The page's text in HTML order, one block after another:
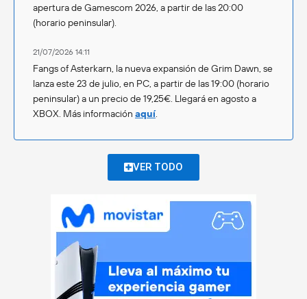
apertura de Gamescom 2026, a partir de las 20:00
(horario peninsular).
21/07/2026 14:11
Fangs of Asterkarn, la nueva expansión de Grim Dawn, se
lanza este 23 de julio, en PC, a partir de las 19:00 (horario
peninsular) a un precio de 19,25€. Llegará en agosto a
XBOX. Más información aquí.
VER TODO